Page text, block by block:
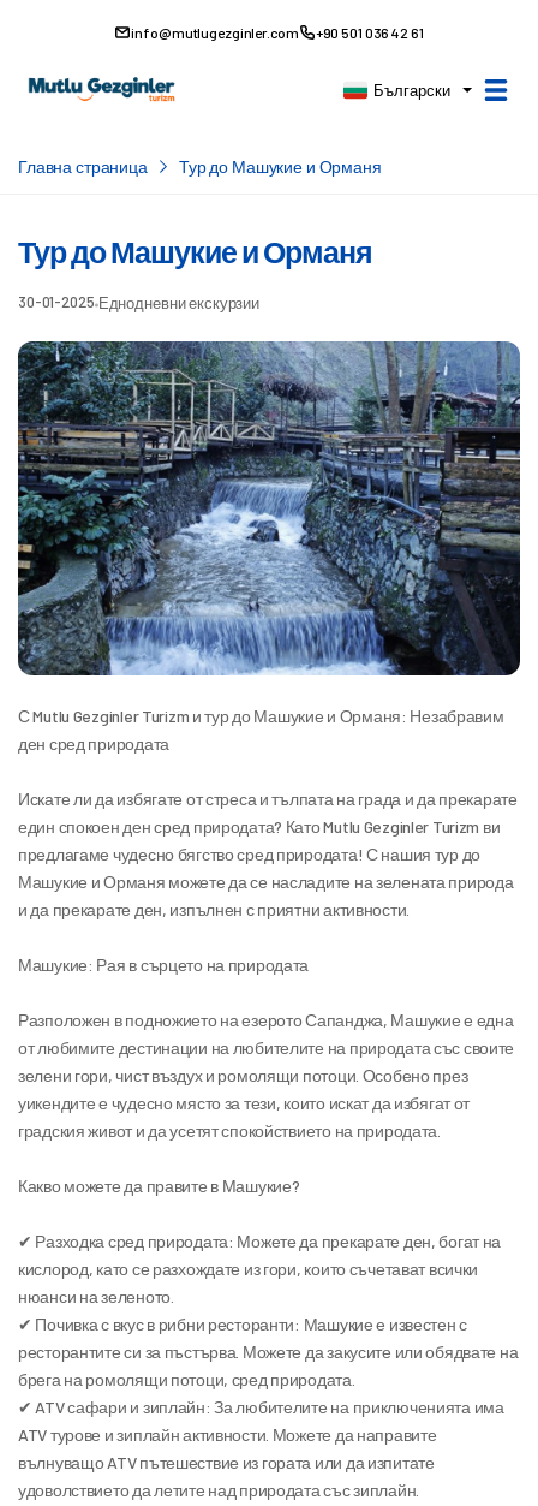
info@mutlugezginler.com +90 501 036 42 61
Български
Главна страница Тур до Машукие и Орманя
Тур до Машукие и Орманя
30-01-2025 Еднодневни екскурзии
С Mutlu Gezginler Turizm и тур до Машукие и Орманя: Незабравим
ден сред природата
Искате ли да избягате от стреса и тълпата на града и да прекарате
един спокоен ден сред природата? Като Mutlu Gezginler Turizm ви
предлагаме чудесно бягство сред природата! С нашия тур до
Машукие и Орманя можете да се насладите на зелената природа
и да прекарате ден, изпълнен с приятни активности.
Машукие: Рая в сърцето на природата
Разположен в подножието на езерото Сапанджа, Машукие е една
от любимите дестинации на любителите на природата със своите
зелени гори, чист въздух и ромолящи потоци. Особено през
уикендите е чудесно място за тези, които искат да избягат от
градския живот и да усетят спокойствието на природата.
Какво можете да правите в Машукие?
✔ Разходка сред природата: Можете да прекарате ден, богат на
кислород, като се разхождате из гори, които съчетават всички
нюанси на зеленото.
✔ Почивка с вкус в рибни ресторанти: Машукие е известен с
ресторантите си за пъстърва. Можете да закусите или обядвате на
брега на ромолящи потоци, сред природата.
✔ ATV сафари и зиплайн: За любителите на приключенията има
ATV турове и зиплайн активности. Можете да направите
вълнуващо ATV пътешествие из гората или да изпитате
удоволствието да летите над природата със зиплайн.